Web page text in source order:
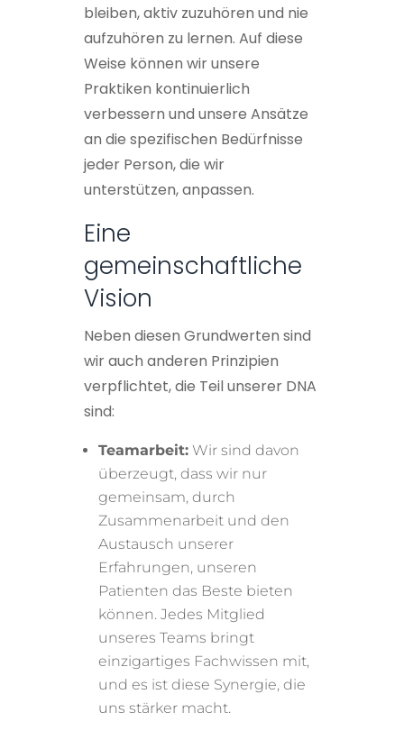
bleiben, aktiv zuzuhören und nie
aufzuhören zu lernen. Auf diese
Weise können wir unsere
Praktiken kontinuierlich
verbessern und unsere Ansätze
an die spezifischen Bedürfnisse
jeder Person, die wir
unterstützen, anpassen.
Eine
gemeinschaftliche
Vision
Neben diesen Grundwerten sind
wir auch anderen Prinzipien
verpflichtet, die Teil unserer DNA
sind:
Teamarbeit:Wir sind davon
überzeugt, dass wir nur
gemeinsam, durch
Zusammenarbeit und den
Austausch unserer
Erfahrungen, unseren
Patienten das Beste bieten
können. Jedes Mitglied
unseres Teams bringt
einzigartiges Fachwissen mit,
und es ist diese Synergie, die
uns stärker macht.